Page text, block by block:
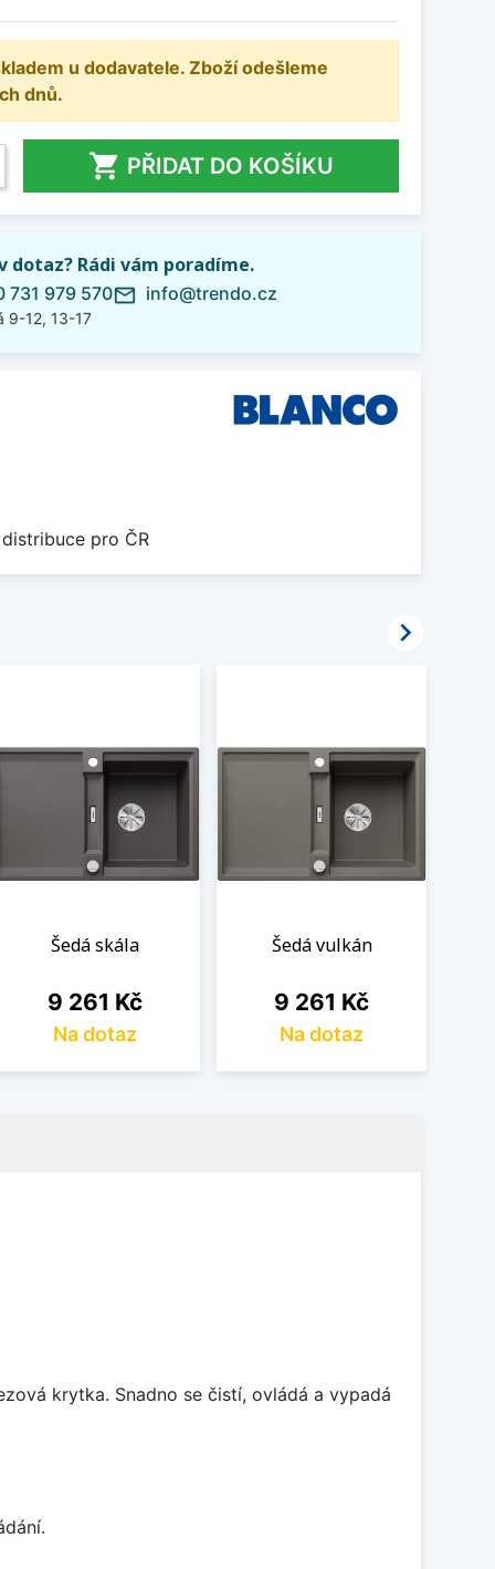
u dodavatele. Zboží odešleme
dnů.
 PŘIDAT DO KOŠÍKU
dotaz? Rádi vám poradíme.
731 979 570
9-12, 13-17
mail_outline info@trendo.cz
pro ČR
Šedá skála
Cena
9 261 Kč
Na dotaz
Šedá vulkán
Cena
9 261 Kč
Na dotaz

krytka. Snadno se čistí, ovládá a vypadá